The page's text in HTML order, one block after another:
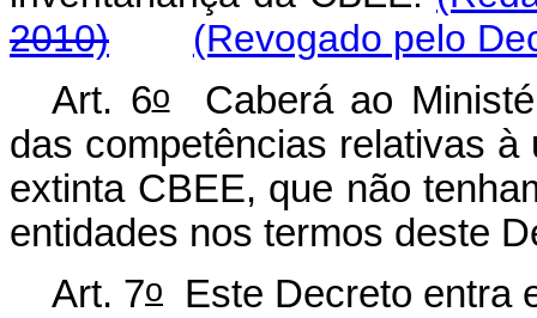
2010)
(Revogado pelo
Art. 6oCaberá ao
das competências relativas
extinta CBEE, que não
entidades nos termos deste
Art. 7o
Este Decreto entra